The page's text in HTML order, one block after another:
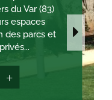
du Var (83)
espaces
des parcs et
+